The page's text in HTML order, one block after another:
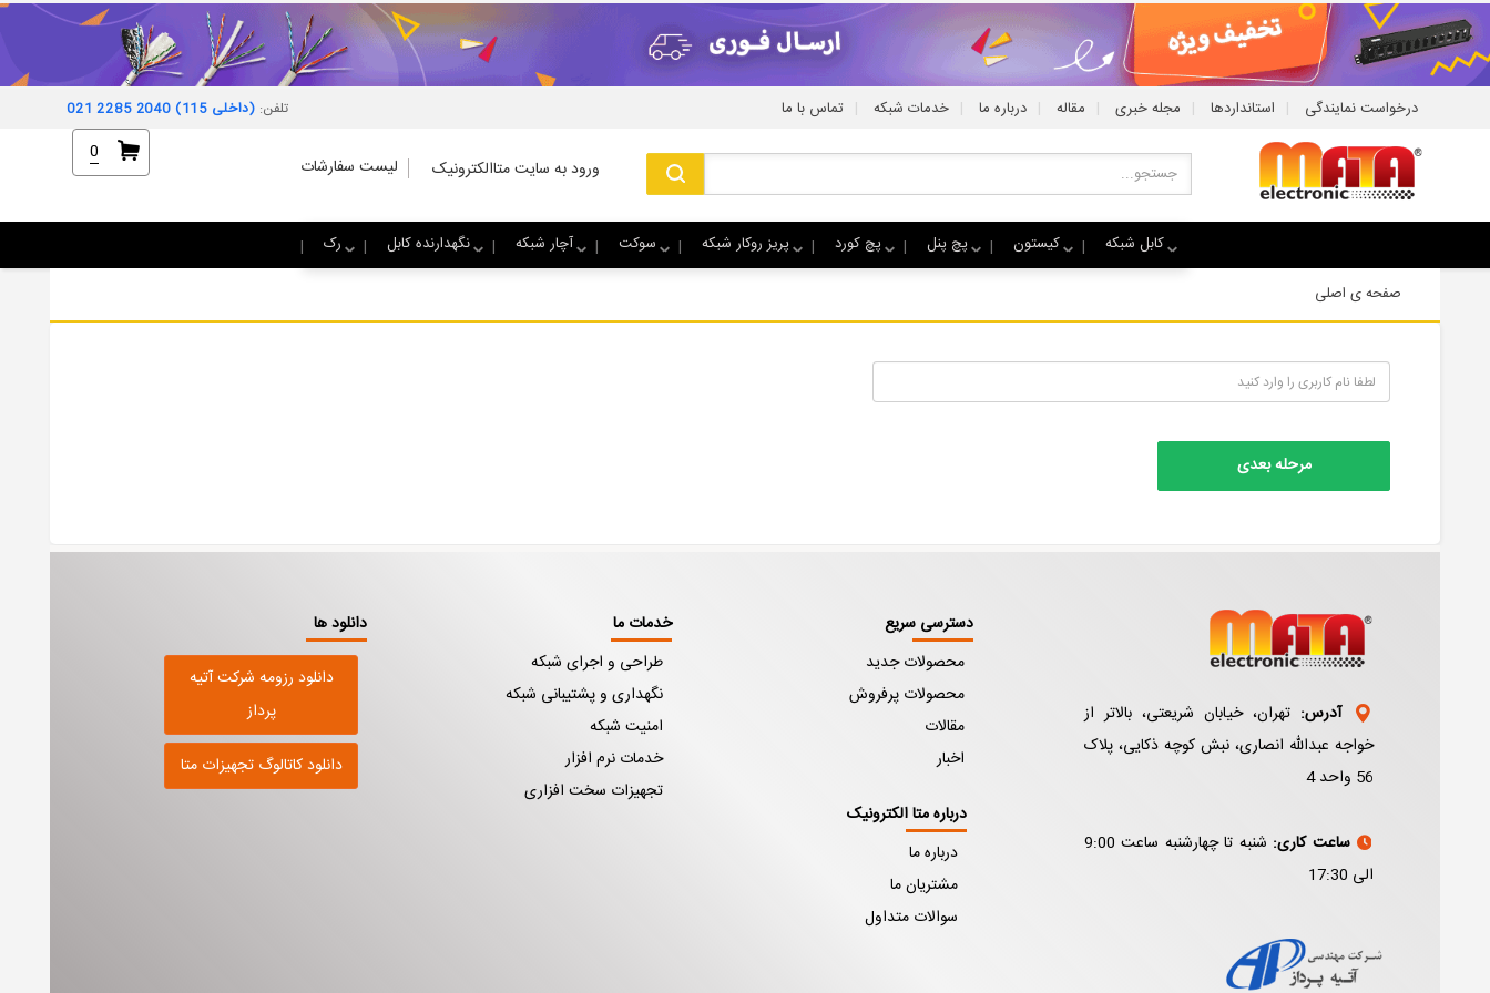
درخواست نمایندگی | استانداردها | مجله خبری | مقاله | درباره ما | خدمات شبکه | تماس با ما تلفن: 021 2285 2040 (داخلی 115)
ورود به سایت متاالکترونیک لیست سفارشات
0
رک نگهدارنده کابل آچار شبکه سوکت پریز روکار شبکه پچ کورد پچ پنل کیستون کابل شبکه
صفحه ی اصلی
آدرس: تهران، خیابان شریعتی، بالاتر از
خواجه عبدالله انصاری، نبش کوچه ذکایی، پلاک
56 واحد 4
ساعت کاری:
شنبه تا چهارشنبه ساعت 9:00
الی 17:30
دسترسی سریع
محصولات جدید
محصولات پرفروش
مقالات
اخبار
درباره متا الکترونیک
درباره ما
مشتریان ما
سوالات متداول
خدمات ما
طراحی و اجرای شبکه
نگهداری و پشتیبانی شبکه
امنیت شبکه
خدمات نرم افزار
تجهیزات سخت افزاری
دانلود ها
دانلود رزومه شرکت آتیه
پرداز
دانلود کاتالوگ تجهیزات متا